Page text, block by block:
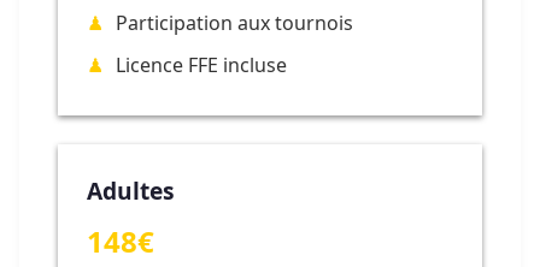
Participation aux tournois
Licence FFE incluse
Adultes
148€